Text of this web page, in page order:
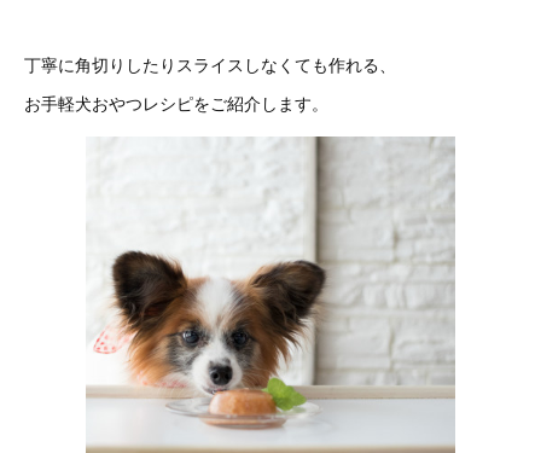
丁寧に角切りしたりスライスしなくても作れる、
お手軽犬おやつレシピをご紹介します。